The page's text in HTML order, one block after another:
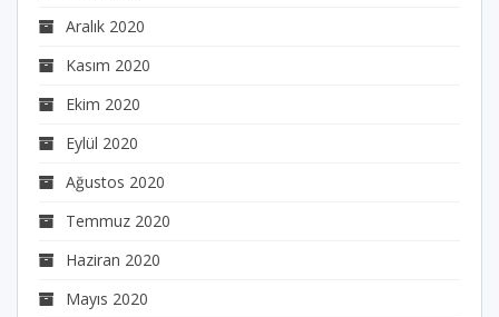
Aralık 2020
Kasım 2020
Ekim 2020
Eylül 2020
Ağustos 2020
Temmuz 2020
Haziran 2020
Mayıs 2020